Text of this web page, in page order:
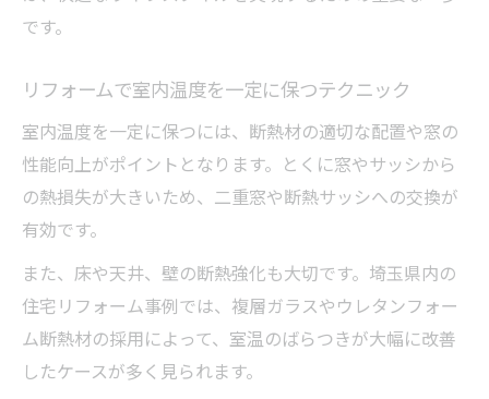
です。
リフォームで室内温度を一定に保つテクニック
室内温度を一定に保つには、断熱材の適切な配置や窓の
性能向上がポイントとなります。とくに窓やサッシから
の熱損失が大きいため、二重窓や断熱サッシへの交換が
有効です。
また、床や天井、壁の断熱強化も大切です。埼玉県内の
住宅リフォーム事例では、複層ガラスやウレタンフォー
ム断熱材の採用によって、室温のばらつきが大幅に改善
したケースが多く見られます。